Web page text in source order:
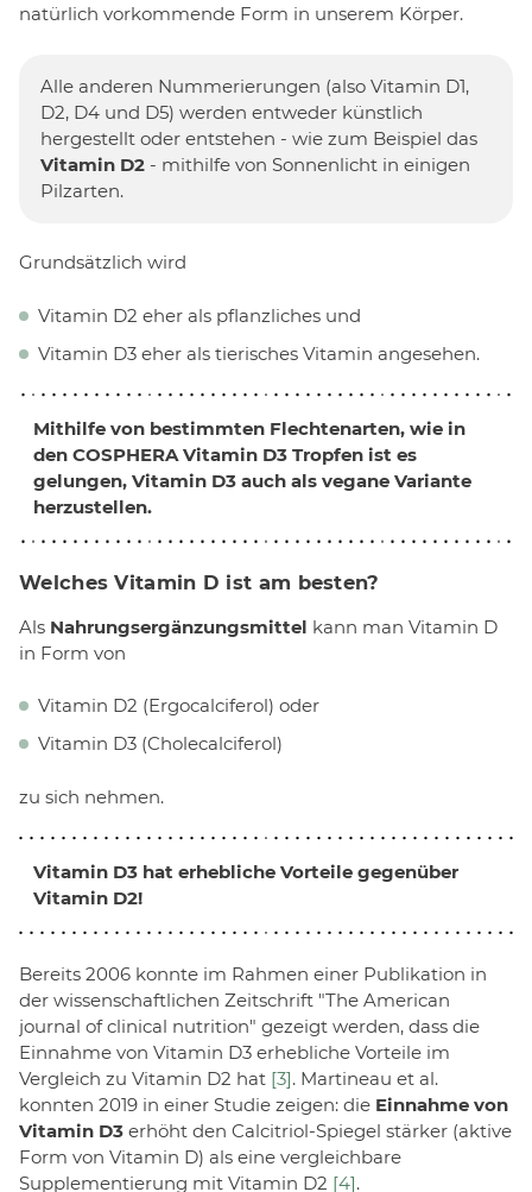
natürlich vorkommende Form in unserem Körper.
Alle anderen Nummerierungen (also Vitamin D1,
D2, D4 und D5) werden entweder künstlich
hergestellt oder entstehen - wie zum Beispiel das
Vitamin D2 - mithilfe von Sonnenlicht in einigen
Pilzarten.
Grundsätzlich wird
Vitamin D2 eher als pflanzliches und
Vitamin D3 eher als tierisches Vitamin angesehen.
Mithilfe von bestimmten Flechtenarten, wie in
den COSPHERA Vitamin D3 Tropfen ist es
gelungen, Vitamin D3 auch als vegane Variante
herzustellen.
Welches Vitamin D ist am besten?
Als Nahrungsergänzungsmittel kann man Vitamin D
in Form von
Vitamin D2 (Ergocalciferol) oder
Vitamin D3 (Cholecalciferol)
zu sich nehmen.
Vitamin D3 hat erhebliche Vorteile gegenüber
Vitamin D2!
Bereits 2006 konnte im Rahmen einer Publikation in
der wissenschaftlichen Zeitschrift "The American
journal of clinical nutrition" gezeigt werden, dass die
Einnahme von Vitamin D3 erhebliche Vorteile im
Vergleich zu Vitamin D2 hat [3]. Martineau et al.
konnten 2019 in einer Studie zeigen: die Einnahme von
Vitamin D3 erhöht den Calcitriol-Spiegel stärker (aktive
Form von Vitamin D) als eine vergleichbare
Supplementierung mit Vitamin D2 [4].